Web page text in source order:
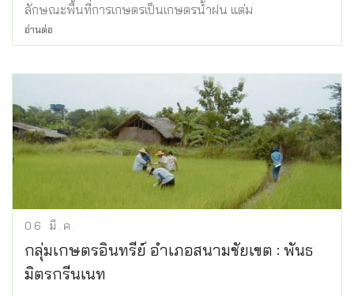
ลักษณะพื้นที่การเกษตรเป็นเกษตรน้ำฝน แต่ม
อ่านต่อ
06 มี.ค.
กลุ่มเกษตรอินทรีย์ อำเภอสนามชัยเขต : พันธ
มิตรกรีนเนท